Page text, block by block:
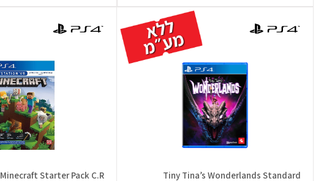
Tiny Tina’s Wonderlands Standard
Minecraft Starter Pack C.R